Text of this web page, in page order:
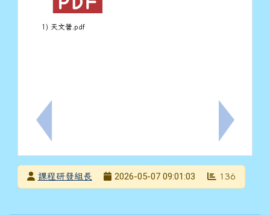
上一筆：安平樂齡據點5月份開課訊息，請見公告內文。
1) 天文營.pdf
下一筆：
發布者課程研發組長
2026-05-07 09:01:03 136